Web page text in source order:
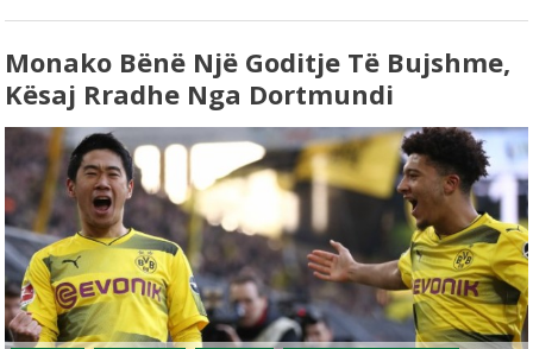
Monako Bënë Një Goditje Të Bujshme,
Kësaj Rradhe Nga Dortmundi